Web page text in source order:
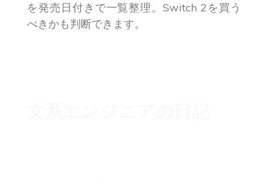
を発売日付きで一覧整理。Switch 2を買う
べきかも判断できます。